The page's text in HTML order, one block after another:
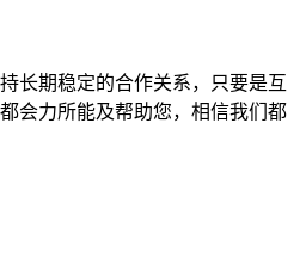
长期稳定的合作关系，只要是互
会力所能及帮助您，相信我们都